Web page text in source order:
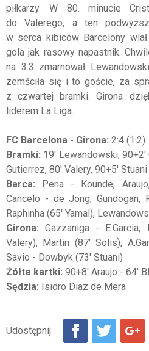
piłkarzy. W 80. minucie
do Valerego, a ten
w serca kibiców Barcelony
gola jak rasowy napastnik.
na 3:3 zmarnował
zemściła się i to goście, za
z czwartej bramki. Girona
liderem La Liga.
FC Barcelona - Girona: 2:4 (1:2)
Bramki: 19' Lewandowski, 90+2'
Gutierrez, 80' Valery, 90+5' Stuani
Barca: Pena - Kounde,
Cancelo - de Jong,
Raphinha (65' Yamal),
Girona:Gazzaniga -
Valery), Martin (87' Solis),
Savio - Dowbyk (73' Stuani)
Żółte kartki: 90+8' Araujo - 64'
Sędzia: Isidro Diaz de Mera